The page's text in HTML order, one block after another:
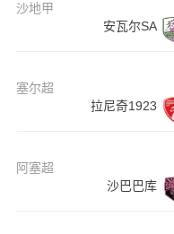
沙地甲
安瓦尔SA
塞尔超
拉尼奇1923
阿塞超
沙巴巴库